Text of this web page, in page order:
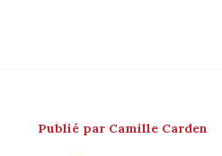
Publié par Camille Carden